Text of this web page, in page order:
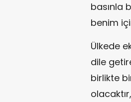
basınla
benim
Ülkede
dile
birlikte